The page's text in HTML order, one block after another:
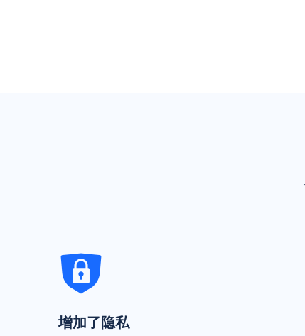
增加了隐私